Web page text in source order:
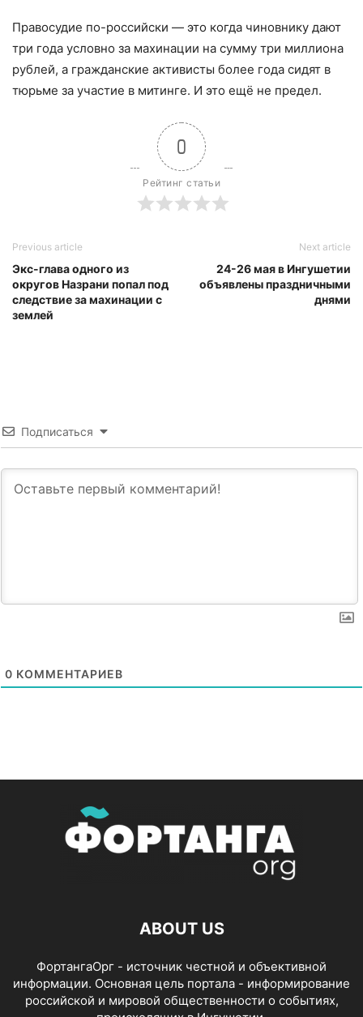
Правосудие по-российски — это когда чиновнику дают
три года условно за махинации на сумму три миллиона
рублей, а гражданские активисты более года сидят в
тюрьме за участие в митинге. И это ещё не предел.
0
Рейтинг статьи
Previous article
Экс-глава одного из
округов Назрани попал под
следствие за махинации с
землей
Next article
24-26 мая в Ингушетии
объявлены праздничными
днями
Подписаться
0 КОММЕНТАРИЕВ
ABOUT US
ФортангаОрг - источник честной и объективной
информации. Основная цель портала - информирование
российской и мировой общественности о событиях,